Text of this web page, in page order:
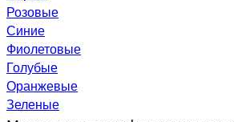
Розовые
Синие
Фиолетовые
Голубые
Оранжевые
Зеленые